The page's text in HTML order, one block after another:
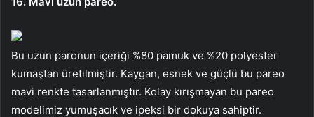
Bu uzun paronun içeriği %80 pamuk ve %20 polyester
kumaştan üretilmiştir. Kaygan, esnek ve güçlü bu pareo
mavi renkte tasarlanmıştır. Kolay kırışmayan bu pareo
modelimiz yumuşacık ve ipeksi bir dokuya sahiptir.